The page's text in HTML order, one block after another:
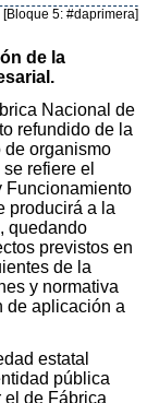
[Bloque 5: #daprimera]
de la
Nacional de
refundido de la
de organismo
refiere el
Funcionamiento
producirá a la
quedando
previstos en
de la
y normativa
de aplicación a
estatal
pública
el de Fábrica